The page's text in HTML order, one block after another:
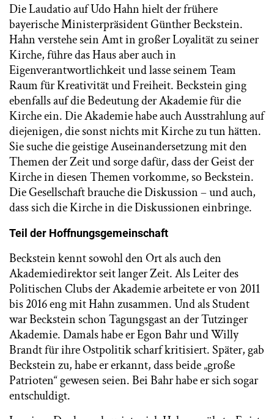
Die Laudatio auf Udo Hahn hielt der frühere
bayerische Ministerpräsident Günther Beckstein.
Hahn verstehe sein Amt in großer Loyalität zu seiner
Kirche, führe das Haus aber auch in
Eigenverantwortlichkeit und lasse seinem Team
Raum für Kreativität und Freiheit. Beckstein ging
ebenfalls auf die Bedeutung der Akademie für die
Kirche ein. Die Akademie habe auch Ausstrahlung auf
diejenigen, die sonst nichts mit Kirche zu tun hätten.
Sie suche die geistige Auseinandersetzung mit den
Themen der Zeit und sorge dafür, dass der Geist der
Kirche in diesen Themen vorkomme, so Beckstein.
Die Gesellschaft brauche die Diskussion – und auch,
dass sich die Kirche in die Diskussionen einbringe.
Teil der Hoffnungsgemeinschaft
Beckstein kennt sowohl den Ort als auch den
Akademiedirektor seit langer Zeit. Als Leiter des
Politischen Clubs der Akademie arbeitete er von 2011
bis 2016 eng mit Hahn zusammen. Und als Student
war Beckstein schon Tagungsgast an der Tutzinger
Akademie. Damals habe er Egon Bahr und Willy
Brandt für ihre Ostpolitik scharf kritisiert. Später, gab
Beckstein zu, habe er erkannt, dass beide „große
Patrioten“ gewesen seien. Bei Bahr habe er sich sogar
entschuldigt.